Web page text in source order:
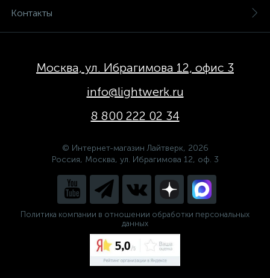
Контакты
Москва, ул. Ибрагимова 12, офис 3
info@lightwerk.ru
8 800 222 02 34
© Интернет-магазин Лайтверк, 2026
Россия, Москва, ул. Ибрагимова 12, оф. 3
Политика компании в отношении обработки персональных
данных